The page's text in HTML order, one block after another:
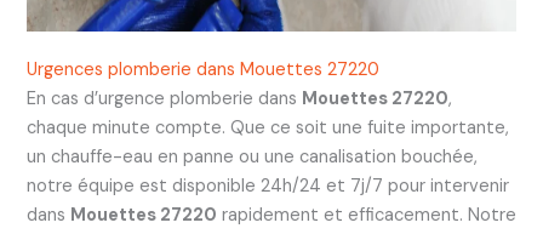
Urgences plomberie dans Mouettes 27220
En cas d’urgence plomberie dans Mouettes 27220,
chaque minute compte. Que ce soit une fuite importante,
un chauffe-eau en panne ou une canalisation bouchée,
notre équipe est disponible 24h/24 et 7j/7 pour intervenir
dans Mouettes 27220 rapidement et efficacement. Notre